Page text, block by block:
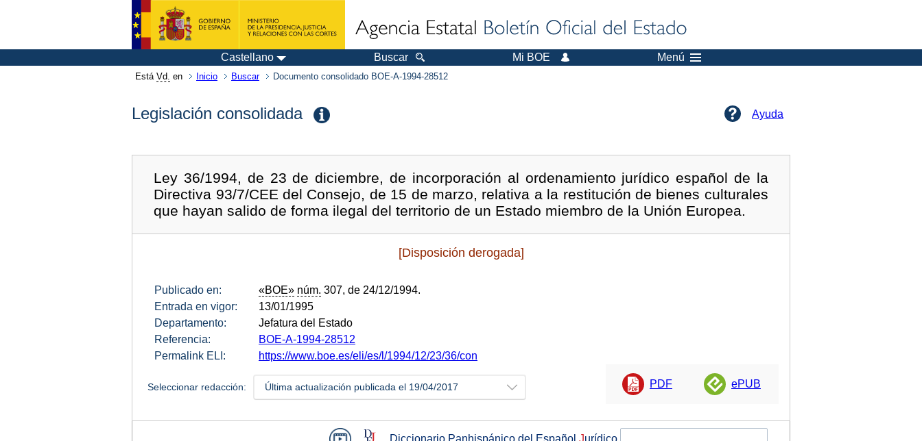
Castellano Buscar Mi BOE Menú
Está Vd. en Inicio Buscar Documento consolidado BOE-A-1994-28512
Legislación consolidada Ayuda
Ley 36/1994, de 23 de diciembre, de incorporación al ordenamiento jurídico español de la
Directiva 93/7/CEE del Consejo, de 15 de marzo, relativa a la restitución de bienes culturales
que hayan salido de forma ilegal del territorio de un Estado miembro de la Unión Europea.
[Disposición derogada]
Publicado en: «BOE» núm. 307, de 24/12/1994.
Entrada en vigor:
13/01/1995
Departamento:
Jefatura del Estado
Referencia:
BOE-A-1994-28512
Permalink ELI:
https://www.boe.es/eli/es/l/1994/12/23/36/con
Seleccionar redacción: Última actualización publicada el 19/04/2017 PDF ePUB
Diccionario Panhispánico del Español Jurídico